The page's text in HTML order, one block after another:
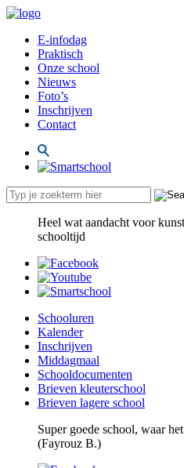
E-infodag
Praktisch
Onze school
Nieuws
Foto’s
Inschrijven
Contact
Heel wat aandacht voor
schooltijd
Schooluren
Kalender
Inschrijven
Middagmaal
Schooldocumenten
Brieven kleuterschool
Brieven lagere school
Super goede school, waar
(Fayrouz B.)